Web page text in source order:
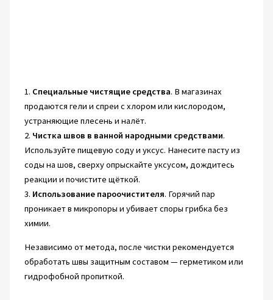
1. Специальные чистящие средства. В магазинах
продаются гели и спреи с хлором или кислородом,
устраняющие плесень и налёт.
2. Чистка швов в ванной народными средствами.
Используйте пищевую соду и уксус. Нанесите пасту из
соды на шов, сверху опрыскайте уксусом, дождитесь
реакции и почистите щёткой.
3. Использование пароочистителя. Горячий пар
проникает в микропоры и убивает споры грибка без
химии.
Независимо от метода, после чистки рекомендуется
обработать швы защитным составом — герметиком или
гидрофобной пропиткой.